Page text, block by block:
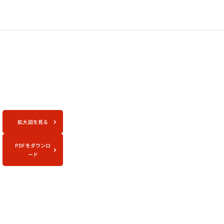
拡大図を見る
PDFをダウンロ
ード